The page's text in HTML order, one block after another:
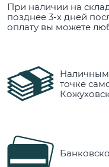
При наличии на
позднее 3-х дней
оплату вы можете
точке